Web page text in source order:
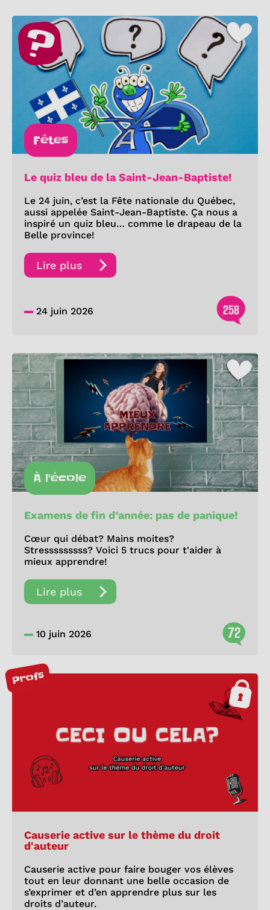
Fêtes
Le quiz bleu de la Saint-Jean-Baptiste!
Le 24 juin, c’est la Fête nationale du Québec,
aussi appelée Saint-Jean-Baptiste. Ça nous a
inspiré un quiz bleu… comme le drapeau de la
Belle province!
Lire plus
24 juin 2026 258
À l'école
Examens de fin d’année: pas de panique!
Cœur qui débat? Mains moites?
Stresssssssss? Voici 5 trucs pour t'aider à
mieux apprendre!
Lire plus
10 juin 2026 72
Profs
Causerie active sur le thème du droit
d'auteur
Causerie active pour faire bouger vos élèves
tout en leur donnant une belle occasion de
s’exprimer et d’en apprendre plus sur les
droits d’auteur.